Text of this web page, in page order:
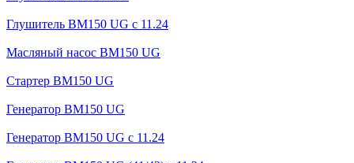
Глушитель BM150 UG с 11.24
Масляный насос BM150 UG
Стартер BM150 UG
Генератор BM150 UG
Генератор BM150 UG с 11.24